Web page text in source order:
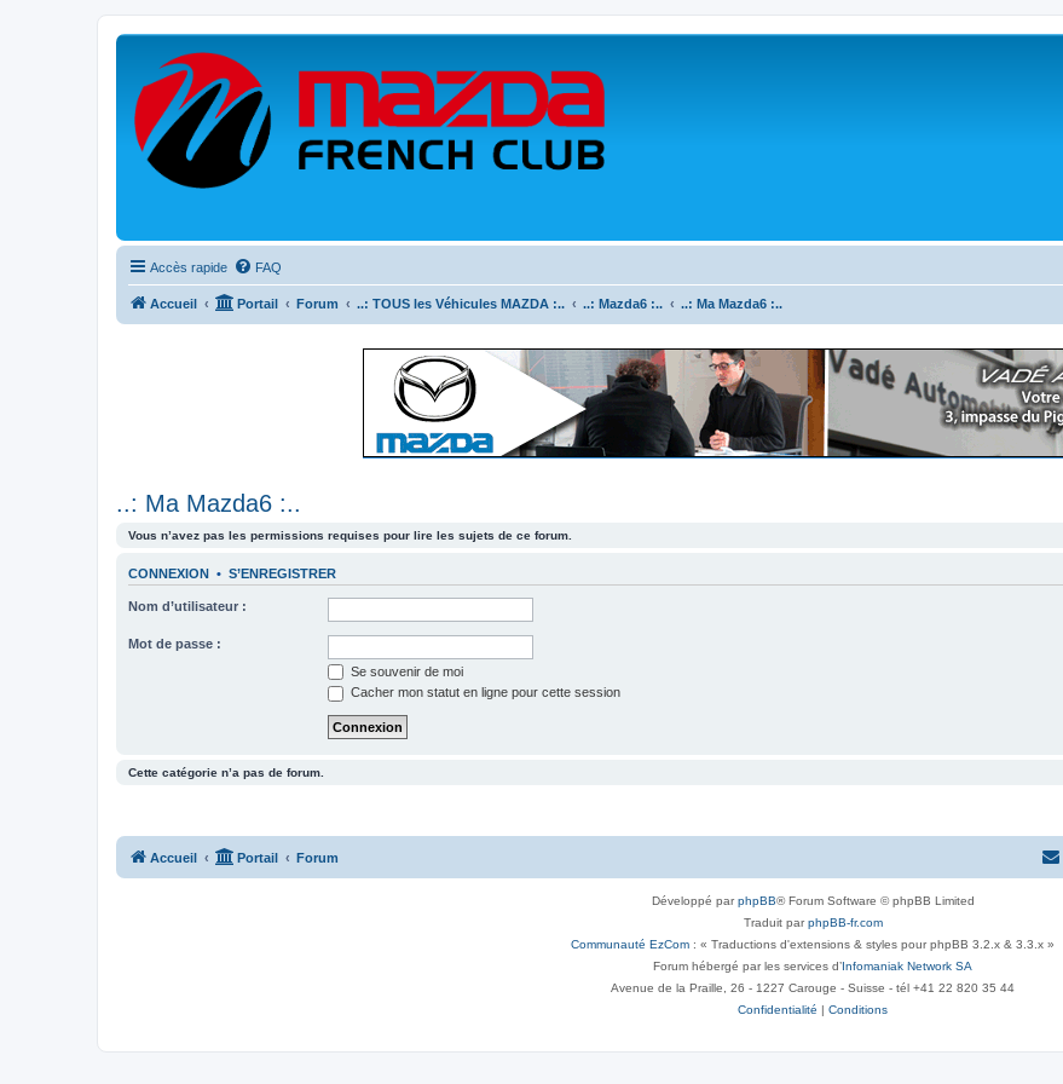
Accès rapide FAQ
Accueil Portail Forum ..: TOUS les Véhicules MAZDA :.. ..: Mazda6 :.. ..: Ma Mazda6 :..
..: Ma Mazda6 :..
Vous n’avez pas les permissions requises pour lire les sujets de ce forum.
CONNEXION • S’ENREGISTRER
Nom d’utilisateur :
Mot de passe :
Se souvenir de moi
Cacher mon statut en ligne pour cette session
Cette catégorie n’a pas de forum.
Accueil Portail Forum
Développé parphpBB® Forum Software © phpBB Limited
Traduit parphpBB-fr.com
Communauté EzCom : « Traductions d'extensions & styles pour phpBB 3.2.x & 3.3.x »
Forum hébergé par les services d’Infomaniak Network SA
Avenue de la Praille, 26 - 1227 Carouge - Suisse - tél +41 22 820 35 44
Confidentialité | Conditions